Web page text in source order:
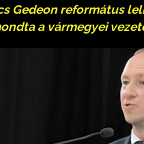
Gedeon református
a vármegyei